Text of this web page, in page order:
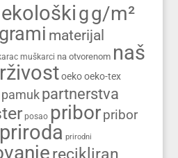
ekološkigg/m²
grami materijal
muškarci na otvorenom naš
oeko oeko-tex
pamuk partnerstva
posao priborpribor
priroda prirodni
recikliran